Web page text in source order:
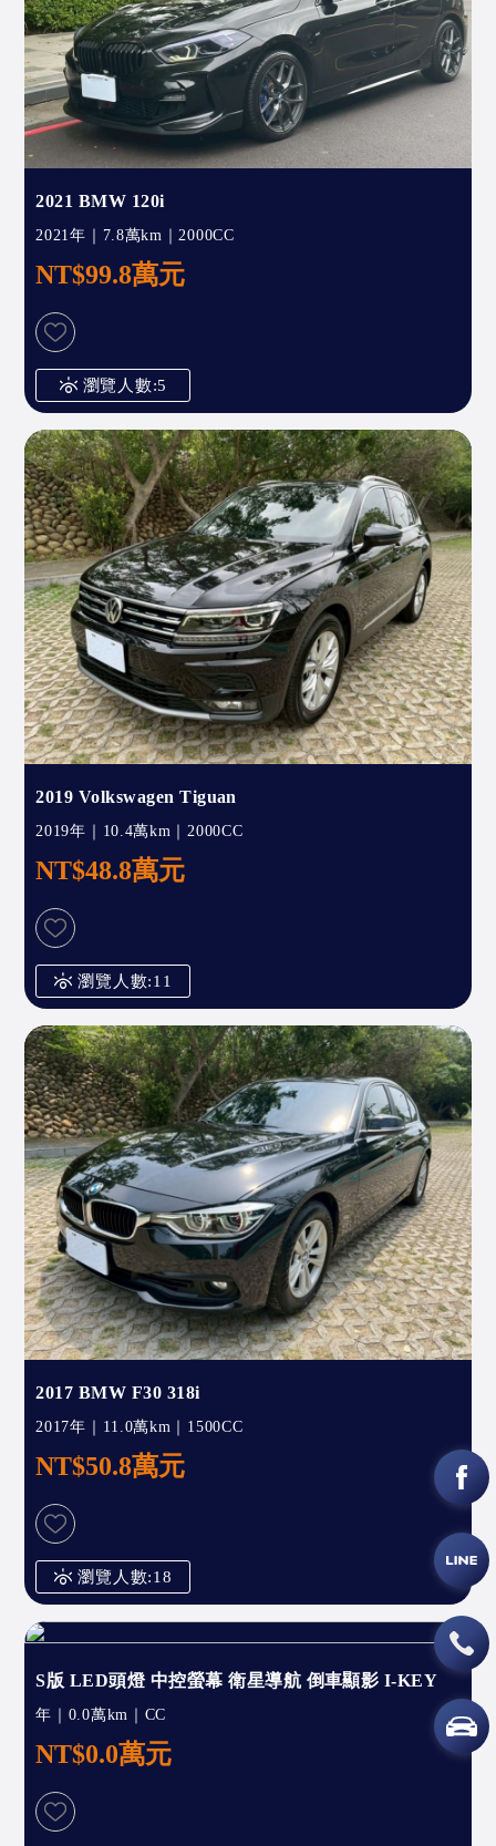
2021 BMW 120i
2021年｜7.8萬km｜2000CC
NT$99.8萬元
瀏覽人數:5
2019 Volkswagen Tiguan
2019年｜10.4萬km｜2000CC
NT$48.8萬元
瀏覽人數:11
2017 BMW F30 318i
2017年｜11.0萬km｜1500CC
NT$50.8萬元
瀏覽人數:18
S版 LED頭燈 中控螢幕 衛星導航 倒車顯影 I-KEY
年｜0.0萬km｜CC
NT$0.0萬元